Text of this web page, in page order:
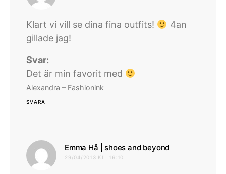
Klart vi vill se dina fina outfits!
4an
gillade jag!
Svar:
Det är min favorit med
Alexandra – Fashionink
SVARA
Emma Hå | shoes and beyond
29/04/2013 KL. 16:10